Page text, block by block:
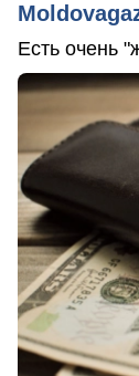
Есть очень